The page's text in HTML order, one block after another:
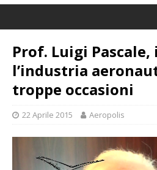
Prof. Luigi Pascale,
l’industria
troppe occasioni
22 Aprile 2015 Aeropolis